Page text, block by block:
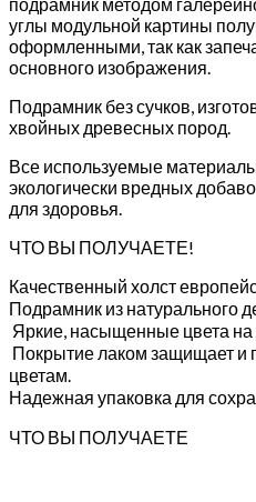
углы модульной картины
оформленными, так как
основного изображения.
Подрамник без сучков,
хвойных древесных пород.
Все используемые
экологически вредных
для здоровья.
ЧТО ВЫ ПОЛУЧАЕТЕ!
Качественный холст
Подрамник из натурального
Яркие, насыщенные цвета на
Покрытие лаком защищает и
цветам.
Надежная упаковка для
ЧТО ВЫ ПОЛУЧАЕТЕ